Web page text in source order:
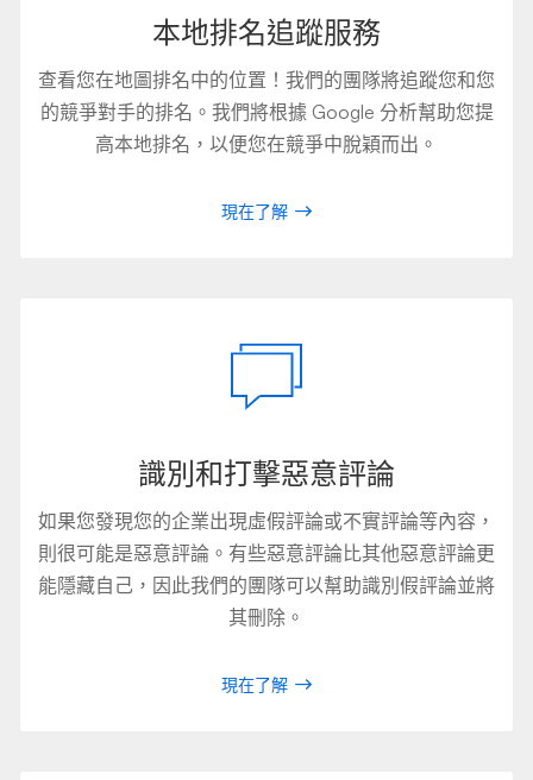
本地排名追蹤服務
查看您在地圖排名中的位置！我們的團隊將追蹤您和您
的競爭對手的排名。我們將根據 Google 分析幫助您提
高本地排名，以便您在競爭中脫穎而出。
現在了解
識別和打擊惡意評論
如果您發現您的企業出現虛假評論或不實評論等內容，
則很可能是惡意評論。有些惡意評論比其他惡意評論更
能隱藏自己，因此我們的團隊可以幫助識別假評論並將
其刪除。
現在了解